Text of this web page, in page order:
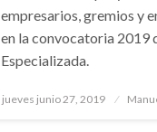
empresarios, gremios y
en la convocatoria 2019
Especializada.
Publicado
jueves junio 27, 2019